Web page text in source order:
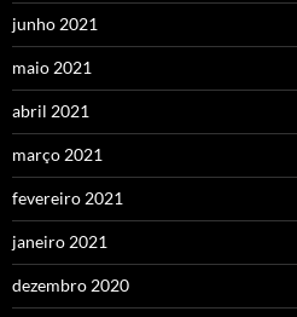
junho 2021
maio 2021
abril 2021
março 2021
fevereiro 2021
janeiro 2021
dezembro 2020